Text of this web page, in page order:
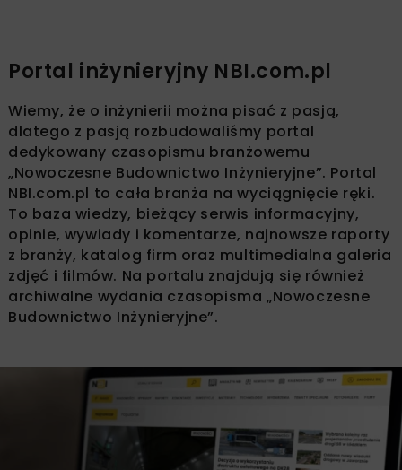
Portal inżynieryjny NBI.com.pl
Wiemy, że o inżynierii można pisać z pasją,
dlatego z pasją rozbudowaliśmy portal
dedykowany czasopismu branżowemu
„Nowoczesne Budownictwo Inżynieryjne”. Portal
NBI.com.pl to cała branża na wyciągnięcie ręki.
To baza wiedzy, bieżący serwis informacyjny,
opinie, wywiady i komentarze, najnowsze raporty
z branży, katalog firm oraz multimedialna galeria
zdjęć i filmów. Na portalu znajdują się również
archiwalne wydania czasopisma „Nowoczesne
Budownictwo Inżynieryjne”.